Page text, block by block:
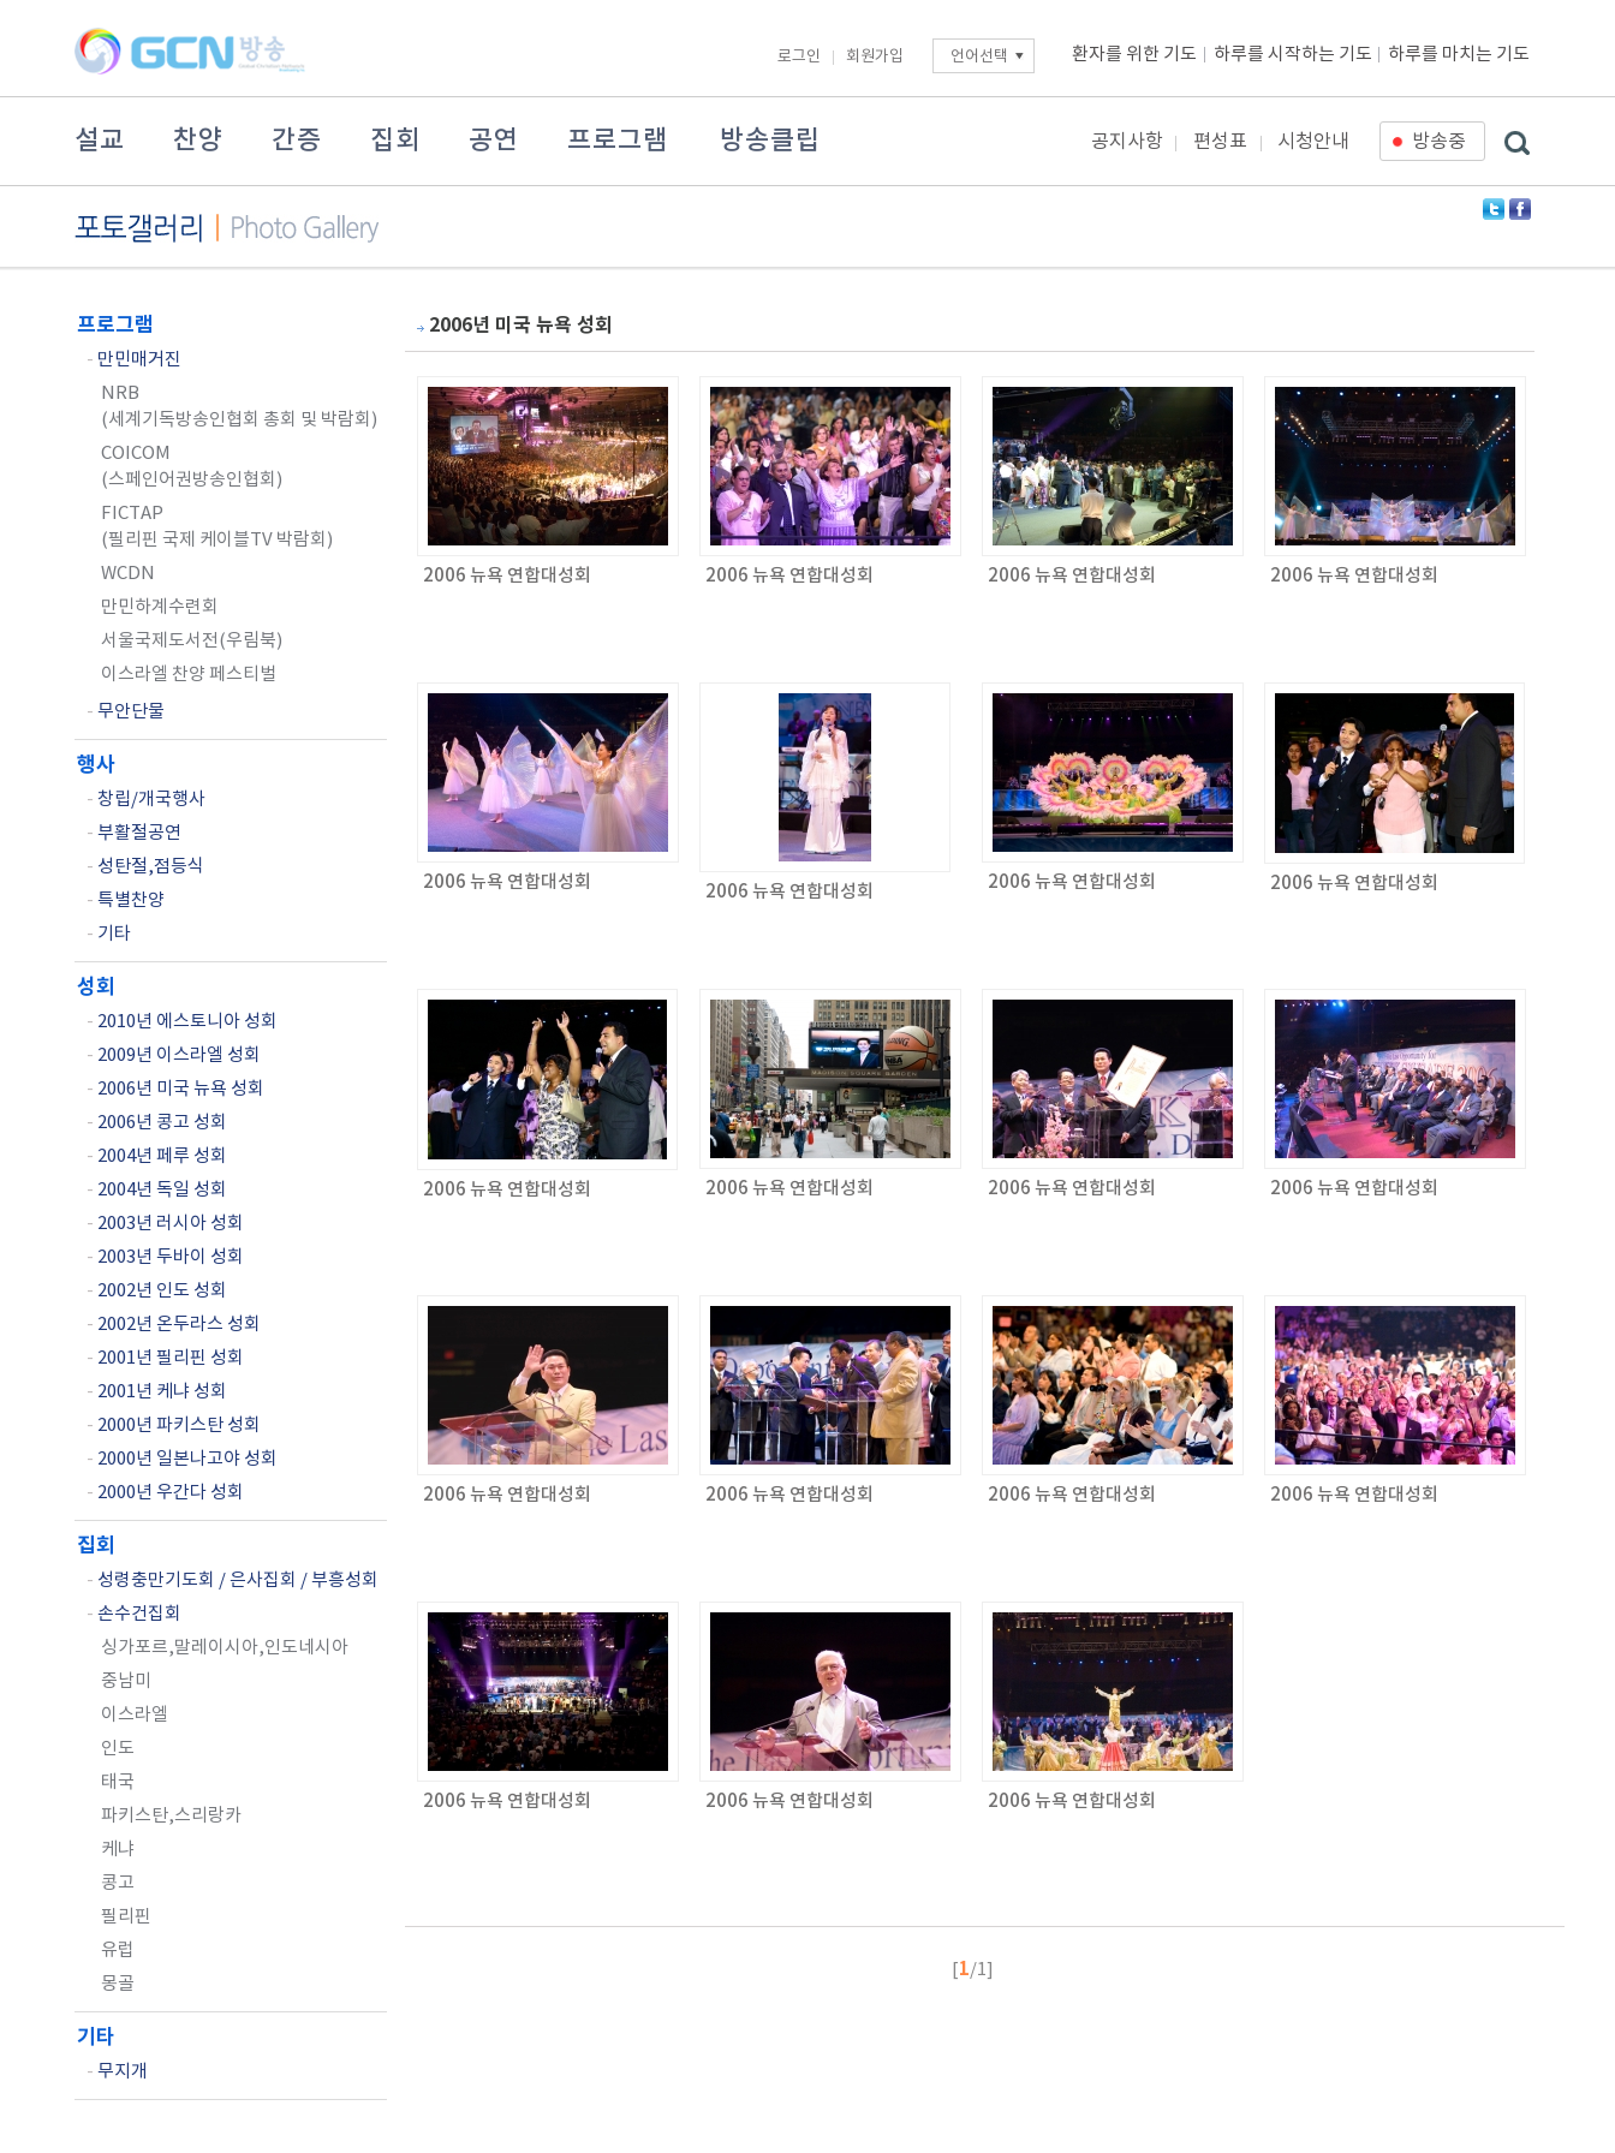
로그인 회원가입 언어선택 환자를 위한 기도 하루를 시작하는 기도 하루를 마치는 기도
설교 찬양 간증 집회 공연 프로그램 방송클립 공지사항 편성표 시청안내 방송중
프로그램
- 만민매거진
NRB
(세계기독방송인협회 총회 및 박람회)
COICOM
(스페인어권방송인협회)
FICTAP
(필리핀 국제 케이블TV 박람회)
WCDN
만민하계수련회
서울국제도서전(우림북)
이스라엘 찬양 페스티벌
- 무안단물
행사
- 창립/개국행사
- 부활절공연
- 성탄절,점등식
- 특별찬양
- 기타
성회
- 2010년 에스토니아 성회
- 2009년 이스라엘 성회
- 2006년 미국 뉴욕 성회
- 2006년 콩고 성회
- 2004년 페루 성회
- 2004년 독일 성회
- 2003년 러시아 성회
- 2003년 두바이 성회
- 2002년 인도 성회
- 2002년 온두라스 성회
- 2001년 필리핀 성회
- 2001년 케냐 성회
- 2000년 파키스탄 성회
- 2000년 일본나고야 성회
- 2000년 우간다 성회
집회
- 성령충만기도회 / 은사집회 / 부흥성회
- 손수건집회
싱가포르,말레이시아,인도네시아
중남미
이스라엘
인도
태국
파키스탄,스리랑카
케냐
콩고
필리핀
유럽
몽골
기타
- 무지개
2006년 미국 뉴욕 성회
2006 뉴욕 연합대성회 2006 뉴욕 연합대성회 2006 뉴욕 연합대성회 2006 뉴욕 연합대성회
2006 뉴욕 연합대성회 2006 뉴욕 연합대성회 2006 뉴욕 연합대성회 2006 뉴욕 연합대성회
2006 뉴욕 연합대성회 2006 뉴욕 연합대성회 2006 뉴욕 연합대성회 2006 뉴욕 연합대성회
2006 뉴욕 연합대성회 2006 뉴욕 연합대성회 2006 뉴욕 연합대성회 2006 뉴욕 연합대성회
2006 뉴욕 연합대성회 2006 뉴욕 연합대성회 2006 뉴욕 연합대성회
[1/1]